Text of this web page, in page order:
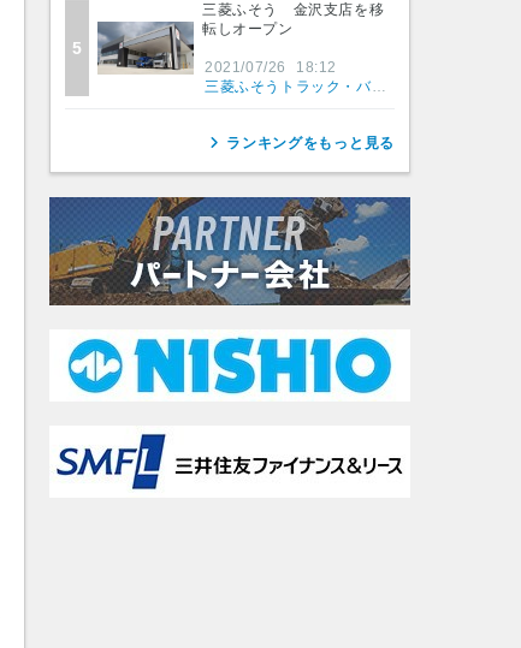
5
三菱ふそう 金沢支店を移
転しオープン
2021/07/26
18:12
三菱ふそうトラック・バス株式会社
ランキングをもっと見る